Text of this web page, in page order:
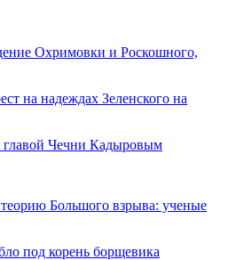
Охримовки и Роскошного,
на надеждах Зеленского на
главой Чечни Кадыровым
Большого взрыва: ученые
под корень борщевика